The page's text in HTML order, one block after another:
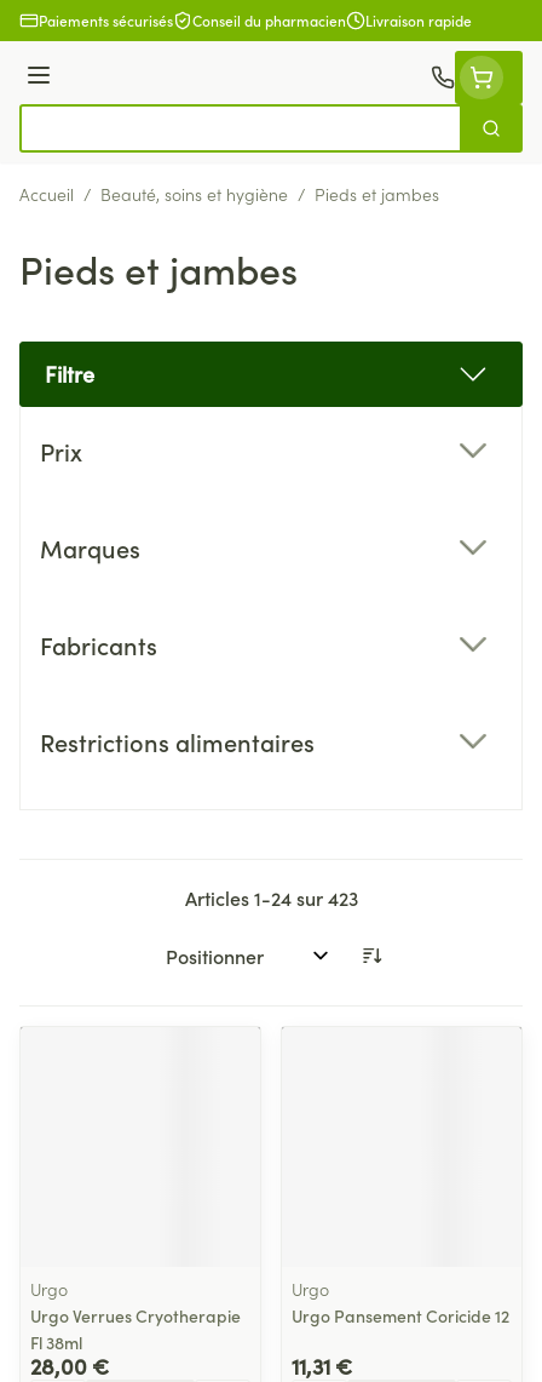
Aller au contenu
Paiements sécurisés Conseil du pharmacien Livraison rapide
Menu
Accueil / Beauté, soins et hygiène / Pieds et jambes
Pieds et jambes
Filtre
Prix
Marques
Fabricants
Restrictions alimentaires
Articles1-24sur423
Trier par:
Urgo
Urgo Verrues Cryotherapie
Fl 38ml
28,00 €
Urgo
Urgo Pansement Coricide 12
11,31 €